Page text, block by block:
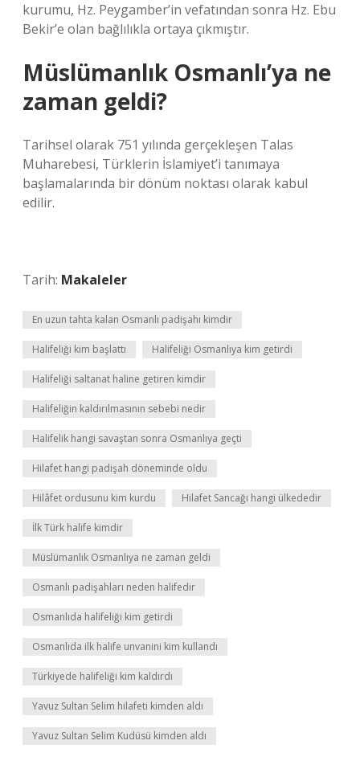
kurumu, Hz. Peygamber’in vefatından sonra Hz. Ebu
Bekir’e olan bağlılıkla ortaya çıkmıştır.
Müslümanlık Osmanlı’ya ne
zaman geldi?
Tarihsel olarak 751 yılında gerçekleşen Talas
Muharebesi, Türklerin İslamiyet’i tanımaya
başlamalarında bir dönüm noktası olarak kabul
edilir.
Tarih: Makaleler
En uzun tahta kalan Osmanlı padişahı kimdir
Halifeliği kim başlattı Halifeliği Osmanlıya kim getirdi
Halifeliği saltanat haline getiren kimdir
Halifeliğin kaldırılmasının sebebi nedir
Halifelik hangi savaştan sonra Osmanlıya geçti
Hilafet hangi padişah döneminde oldu
Hilâfet ordusunu kim kurdu Hilafet Sancağı hangi ülkededir
İlk Türk halife kimdir
Müslümanlık Osmanlıya ne zaman geldi
Osmanlı padişahları neden halifedir
Osmanlıda halifeliği kim getirdi
Osmanlıda ilk halife unvanini kim kullandı
Türkiyede halifeliği kim kaldırdı
Yavuz Sultan Selim hilafeti kimden aldı
Yavuz Sultan Selim Kudüsü kimden aldı